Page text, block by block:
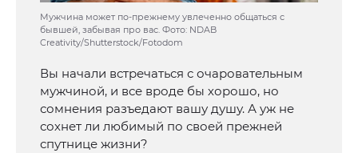
Мужчина может по-прежнему увлеченно общаться с
бывшей, забывая про вас. Фото: NDAB
Creativity/Shutterstock/Fotodom
Вы начали встречаться с очаровательным
мужчиной, и все вроде бы хорошо, но
сомнения разъедают вашу душу. А уж не
сохнет ли любимый по своей прежней
спутнице жизни?